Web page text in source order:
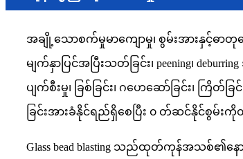
အချို့သောစက်မှုမာကျောမှု၊ စွမ်းအားနှင့်ဓာတု
မျက်နှာပြင်အပြီးသတ်ခြင်း၊ peening၊
ပျက်စီးမှု၊ ခြစ်ခြင်း၊ ဂဟေဆော်ခြင်း၊ က
ခြင်းအားခံနိုင်ရည်ရှိစေပြီး ၀ တ်ဆင်နိုင်စွမ်း
Glass bead blasting သည်ထုတ်ကုန်အသစ်၏